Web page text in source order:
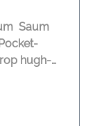
Saum
hugh-